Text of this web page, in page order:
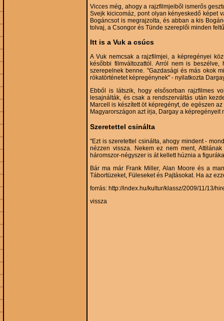
Vicces még, ahogy a rajzfilmjeiből ismerős
Svejk kicicomáz, pont olyan kényeskedő képet
Bogáncsot is megrajzolta, és abban a kis
tolvaj, a Csongor és Tünde szereplői minden
Itt is a Vuk a csúcs
A Vuk nemcsak a rajzfilmjei, a képregényei
későbbi filmváltozattól. Arról nem is
szerepelnek benne. "Gazdasági és más okok
rókatörténetet képregénynek" - nyilatkozta
Ebből is látszik, hogy elsősorban rajzfilmes
lesajnálták, és csak a rendszerváltás után
Marcell is készített öt képregényt, de egészen
Magyarországon azt írja, Dargay a
Szeretettel csinálta
"Ezt is szeretettel csinálta, ahogy mindent -
nézzen vissza. Nekem ez nem ment,
háromszor-négyszer is át kellett húznia a
Bár ma már Frank Miller, Alan Moore és a
Tábortüzeket, Füleseket és Pajtásokat. Ha az
forrás: http://index.hu/kultur/klassz/2009/11/13/
vissza